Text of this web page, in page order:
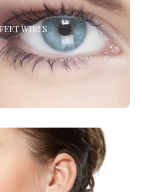
WIRES
WIRES
con il cav cell intra plus, una
per la soft-liposcultura.